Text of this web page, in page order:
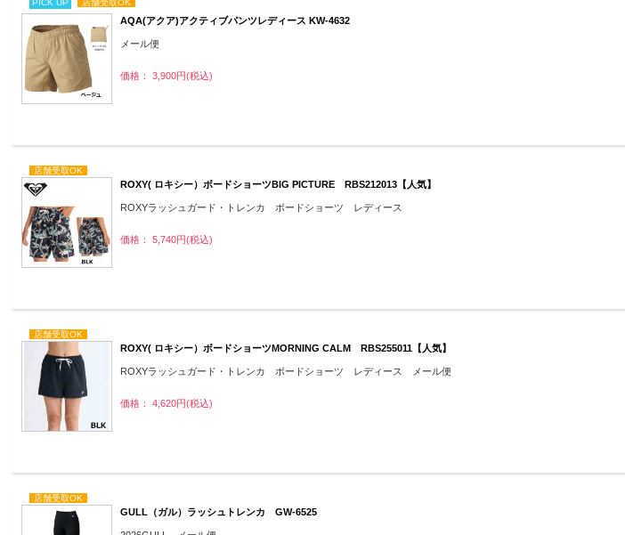
PICK UP 店舗受取OK
AQA(アクア)アクティブパンツレディース KW-4632
メール便
価格： 3,900円(税込)
店舗受取OK
ROXY( ロキシー）ボードショーツBIG PICTURE RBS212013【人気】
ROXYラッシュガード・トレンカ ボードショーツ レディース
価格： 5,740円(税込)
店舗受取OK
ROXY( ロキシー）ボードショーツMORNING CALM RBS255011【人気】
ROXYラッシュガード・トレンカ ボードショーツ レディース メール便
価格： 4,620円(税込)
店舗受取OK
GULL（ガル）ラッシュトレンカ GW-6525